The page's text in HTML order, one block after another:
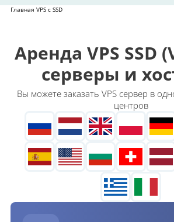
Главная VPS с SSD
Аренда VPS SSD
серверы и
Вы можете заказать VPS сервер в
центров